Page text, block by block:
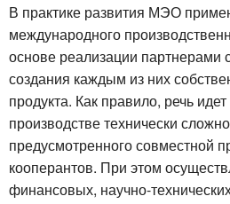
В практике развития МЭО
международного
основе реализации партнерами
создания каждым из них
продукта. Как правило, речь
производстве технически
предусмотренного совместной
кооперантов. При этом
финансовых, научно-